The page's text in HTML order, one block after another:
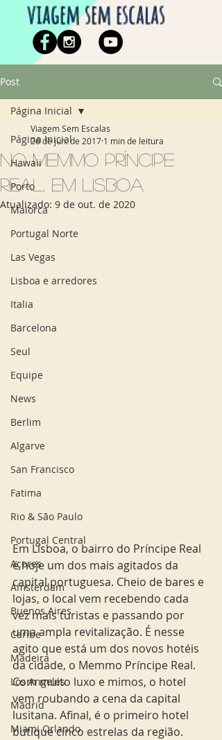
viagem sem escalas
Post
Página Inicial
Hawaii
Porto
Maiorca
Portugal Norte
Las Vegas
Lisboa e arredores
Italia
Barcelona
Seul
Equipe
News
Berlim
Algarve
San Francisco
Fatima
Rio & São Paulo
Portugal Central
Açores
Amsterdam
Buenos Aires
Caribe
Madeira
Los Angeles
Madrid
Miami Orlando
Página Inicial
No Memmo Príncipe
Real, em Lisboa
Viagem Sem Escalas
26 de jun. de 2017 1 min de leitura
Atualizado: 9 de out. de 2020
Em Lisboa, o bairro do Príncipe Real
é hoje um dos mais agitados da
capital portuguesa. Cheio de bares e
lojas, o local vem recebendo cada
vez mais turistas e passando por
uma ampla revitalização. É nesse
agito que está um dos novos hotéis
da cidade, o Memmo Príncipe Real.
Com muito luxo e mimos, o hotel
vem roubando a cena da capital
lusitana. Afinal, é o primeiro hotel
butique cinco estrelas da região.